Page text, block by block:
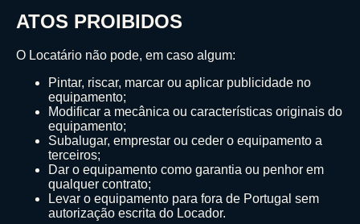
ATOS PROIBIDOS
O Locatário não pode, em caso algum:
Pintar, riscar, marcar ou aplicar publicidade no
equipamento;
Modificar a mecânica ou características originais do
equipamento;
Subalugar, emprestar ou ceder o equipamento a
terceiros;
Dar o equipamento como garantia ou penhor em
qualquer contrato;
Levar o equipamento para fora de Portugal sem
autorização escrita do Locador.